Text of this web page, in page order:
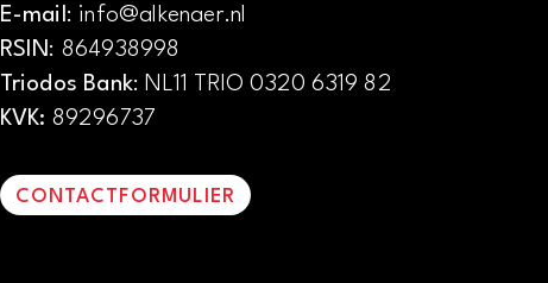
E-mail: info@alkenaer.nl
RSIN: 864938998
Triodos Bank: NL11 TRIO 0320 6319 82
KVK: 89296737
CONTACTFORMULIER